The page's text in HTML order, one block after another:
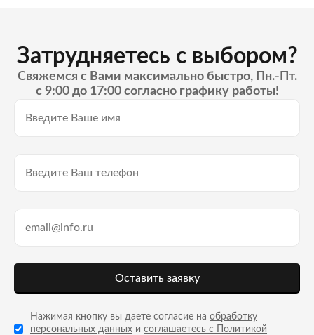
Затрудняетесь с выбором?
Свяжемся с Вами максимально быстро, Пн.-Пт.
с 9:00 до 17:00 согласно графику работы!
Оставить заявку
Нажимая кнопку вы даете согласие на обработку
персональных данных и соглашаетесь с Политикой